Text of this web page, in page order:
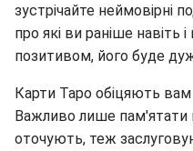
зустрічайте неймовірні
про які ви раніше навіть
позитивом, його буде
Карти Таро обіцяють вам
Важливо лише пам'ятати
оточують, теж